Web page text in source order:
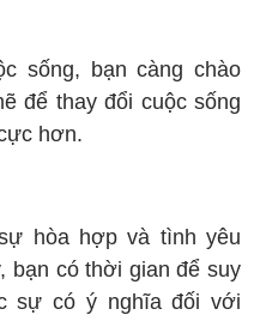
sống, bạn càng chào
để thay đổi cuộc sống
hơn.
hòa hợp và tình yêu
bạn có thời gian để suy
sự có ý nghĩa đối với